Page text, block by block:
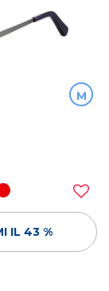
M
IL 43 %